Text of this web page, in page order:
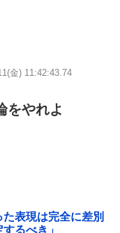
金) 11:42:43.74
をやれよ
表現は完全に差別
るべき」